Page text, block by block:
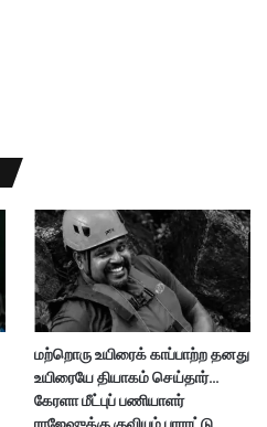
மற்றொரு உயிரைக் காப்பாற்ற தனது
உயிரையே தியாகம் செய்தார்…
கேரளா மீட்புப் பணியாளர்